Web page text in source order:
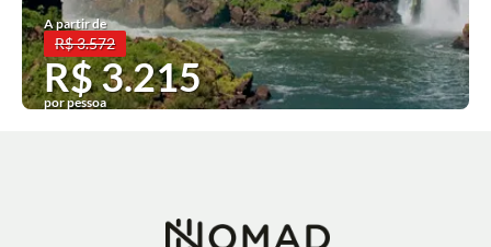
A partir de
R$ 3.572
R$ 3.215
por pessoa